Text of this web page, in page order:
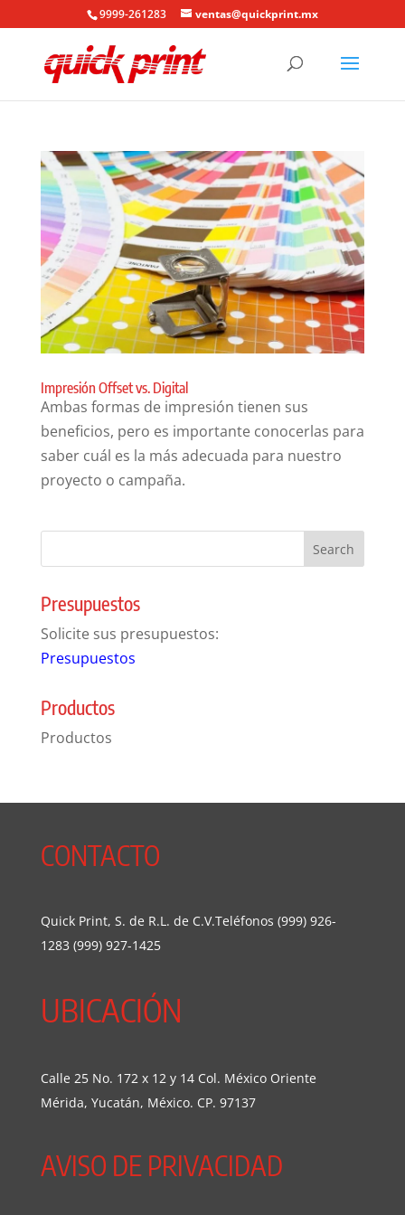
9999-261283 ventas@quickprint.mx
Impresión Offset vs. Digital
Ambas formas de impresión tienen sus
beneficios, pero es importante conocerlas para
saber cuál es la más adecuada para nuestro
proyecto o campaña.
Presupuestos
Solicite sus presupuestos:
Presupuestos
Productos
Productos
CONTACTO
Quick Print, S. de R.L. de C.V.Teléfonos (999) 926-
1283 (999) 927-1425
UBICACIÓN
Calle 25 No. 172 x 12 y 14 Col. México Oriente
Mérida, Yucatán, México. CP. 97137
AVISO DE PRIVACIDAD